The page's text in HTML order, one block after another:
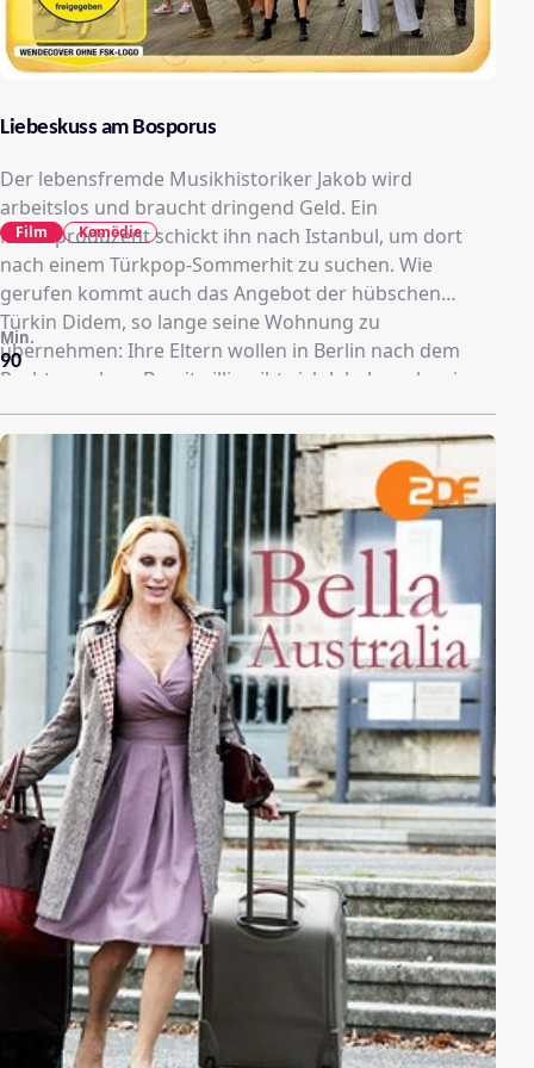
Liebeskuss am Bosporus
Der lebensfremde Musikhistoriker Jakob wird
arbeitslos und braucht dringend Geld. Ein
Musikproduzent schickt ihn nach Istanbul, um dort
nach einem Türkpop-Sommerhit zu suchen. Wie
gerufen kommt auch das Angebot der hübschen
Türkin Didem, so lange seine Wohnung zu
übernehmen: Ihre Eltern wollen in Berlin nach dem
Rechten sehen. Bereitwillig gibt sich Jakob nach seiner
Rückkehr als ihr Freund aus: Er ist längst verliebt.
Dummerweise ist Didems Vater extrem eifersüchtig.
90
Min.
Film Komödie